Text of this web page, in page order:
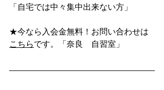
「自宅では中々集中出来ない方」
★今なら入会金無料！お問い合わせは
こちらです。「奈良　自習室」